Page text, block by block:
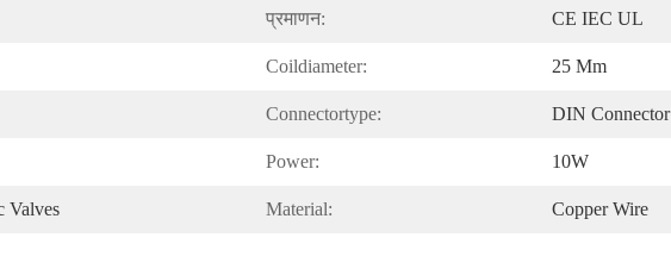
प्रमाणन: CE IEC UL
Coildiameter: 25 Mm
Connectortype: DIN Connector
Power: 10W
Valves Material: Copper Wire